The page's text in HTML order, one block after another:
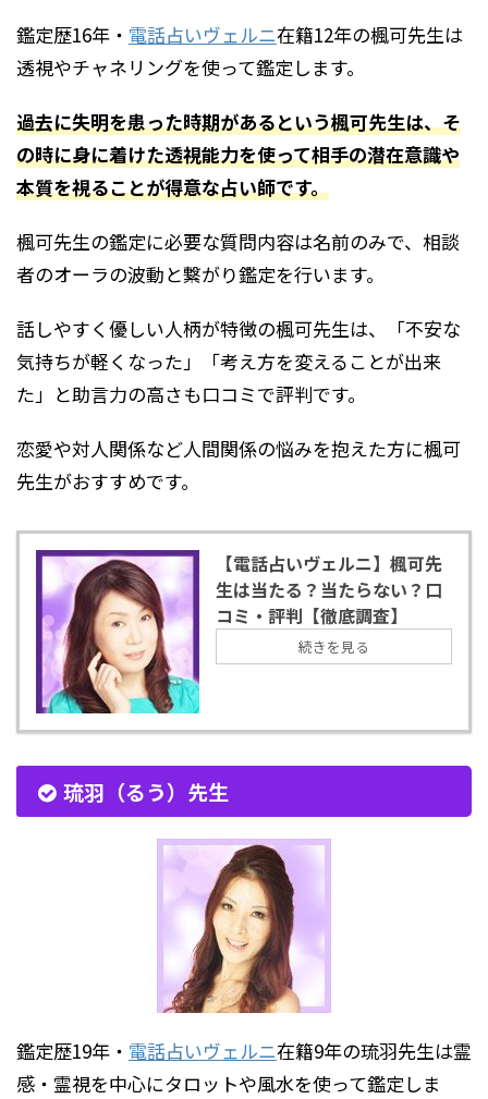
鑑定歴16年・ 電話占いヴェルニ在籍12年の楓可先生は
透視やチャネリングを使って鑑定します。
過去に失明を患った時期があるという楓可先生は、そ
の時に身に着けた透視能力を使って相手の潜在意識や
本質を視ることが得意な占い師です。
楓可先生の鑑定に必要な質問内容は名前のみで、相談
者のオーラの波動と繋がり鑑定を行います。
話しやすく優しい人柄が特徴の楓可先生は、「不安な
気持ちが軽くなった」「考え方を変えることが出来
た」と助言力の高さも口コミで評判です。
恋愛や対人関係など人間関係の悩みを抱えた方に楓可
先生がおすすめです。
【電話占いヴェルニ】楓可先
生は当たる？当たらない？口
コミ・評判【徹底調査】
続きを見る
琉羽（るう）先生
鑑定歴19年・ 電話占いヴェルニ在籍9年の琉羽先生は霊
感・霊視を中心にタロットや風水を使って鑑定しま